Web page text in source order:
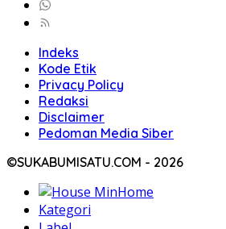
Indeks
Kode Etik
Privacy Policy
Redaksi
Disclaimer
Pedoman Media Siber
©SUKABUMISATU.COM - 2026
Home
Kategori